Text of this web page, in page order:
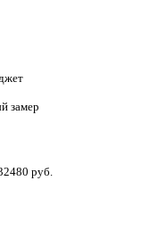
замер
руб.